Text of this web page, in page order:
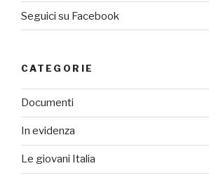
Seguici su Facebook
CATEGORIE
Documenti
In evidenza
Le giovani Italia